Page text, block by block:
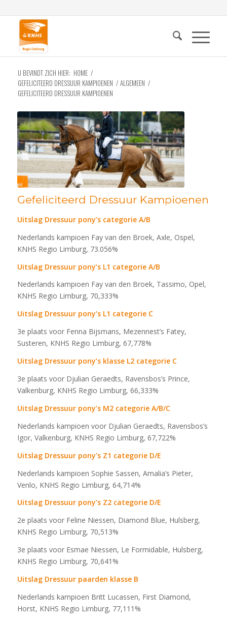
U BEVINDT ZICH HIER: HOME /
GEFELICITEERD DRESSUUR KAMPIOENEN / ALGEMEEN /
GEFELICITEERD DRESSUUR KAMPIOENEN
Gefeliciteerd Dressuur Kampioenen
Uitslag Dressuur pony’s categorie A/B
Nederlands kampioen Fay van den Broek, Axle, Ospel,
KNHS Regio Limburg, 73.056%
Uitslag Dressuur pony’s L1 categorie A/B
Nederlands kampioen Fay van den Broek, Tassimo, Opel,
KNHS Regio Limburg, 70,333%
Uitslag Dressuur pony’s L1 categorie C
3e plaats voor Fenna Bijsmans, Mezennest’s Fatey,
Susteren, KNHS Regio Limburg, 67,778%
Uitslag Dressuur pony’s klasse L2 categorie C
3e plaats voor Djulian Geraedts, Ravensbos’s Prince,
Valkenburg, KNHS Regio Limburg, 66,333%
Uitslag Dressuur pony’s M2 categorie A/B/C
Nederlands kampioen voor Djulian Geraedts, Ravensbos’s
Igor, Valkenburg, KNHS Regio Limburg, 67,722%
Uitslag Dressuur pony’s Z1 categorie D/E
Nederlands kampioen Sophie Sassen, Amalia’s Pieter,
Venlo, KNHS Regio Limburg, 64,714%
Uitslag Dressuur pony’s Z2 categorie D/E
2e plaats voor Feline Niessen, Diamond Blue, Hulsberg,
KNHS Regio Limburg, 70,513%
3e plaats voor Esmae Niessen, Le Formidable, Hulsberg,
KNHS Regio Limburg, 70,641%
Uitslag Dressuur paarden klasse B
Nederlands kampioen Britt Lucassen, First Diamond,
Horst, KNHS Regio Limburg, 77,111%